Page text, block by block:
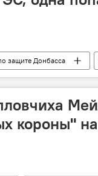
защите Донбасса
В мире
короны"